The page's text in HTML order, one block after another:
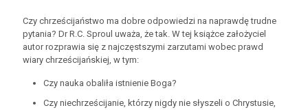
Czy chrześcijaństwo ma dobre odpowiedzi na naprawdę trudne
pytania? Dr R.C. Sproul uważa, że tak. W tej książce założyciel
autor rozprawia się z najczęstszymi zarzutami wobec prawd
wiary chrześcijańskiej, w tym:
Czy nauka obaliła istnienie Boga?
Czy niechrześcijanie, którzy nigdy nie słyszeli o Chrystusie,